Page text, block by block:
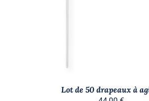
Lot de 50 drapeaux à